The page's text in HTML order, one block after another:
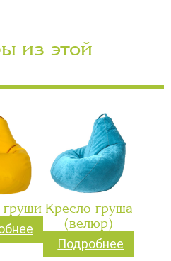
из этой
груши Кресло-груша
(велюр)
Подробнее